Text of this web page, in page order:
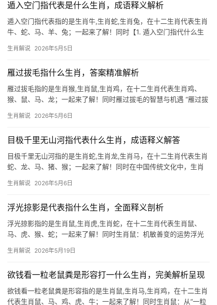
遁入空门指代表是什么生肖，成语释义解析
遁入空门指代表指的是生肖牛,生肖蛇,生肖兔，在十二生肖代表生肖
牛、蛇、马、羊、兔；一起来了解！同时【1. 遁入空门指代什么生
性沉稳，早年多劳碌，晚年易生避世之念；生肖蛇心思缜密，若遇
生肖解说 2026年5月5日
雁过拔毛指什么生肖，答案精准解析
雁过拔毛指的是生肖猴,生肖鼠,生肖鸡，在十二生肖代表生肖鸡、
猴、鼠、马、龙；一起来了解！同时雁过拔毛的智慧与机遇 “雁过拔
性格的典型代表，鸡年出生的人天生敏锐，善于在细节中捕捉机
生肖解说 2026年5月6日
目极千里无山河指代表什么生肖，成语释义解答
目极千里无山河指的是生肖蛇,生肖龙,生肖马，在十二生肖代表生肖
蛇、龙、马、猪、猴；一起来了解！同时在中国传统文化中，生肖
一充满诗意的成语，暗藏生肖的玄机，它描绘的是一种超然物外的
生肖解说 2026年5月6日
浮光掠影是代表指什么生肖，全面释义剖析
浮光掠影指的是生肖鼠,生肖虎,生肖蛇，在十二生肖代表生肖鼠、
马、虎、猴、蛇；一起来了解！同时生肖鼠：机敏善变的运势浮光
变，实则暗藏玄机，2026年对属鼠者而言极为关键，下半年易遇“吉
生肖解说 2026年5月19日
欲钱看一粒老鼠粪是形容打一什么生肖，完美解析呈现
欲钱看一粒老鼠粪是形容指的是生肖鼠,生肖马,生肖鸡，在十二生肖
代表生肖鼠、马、鸡、虎、牛；一起来了解！同时生肖鼠：从“一粒